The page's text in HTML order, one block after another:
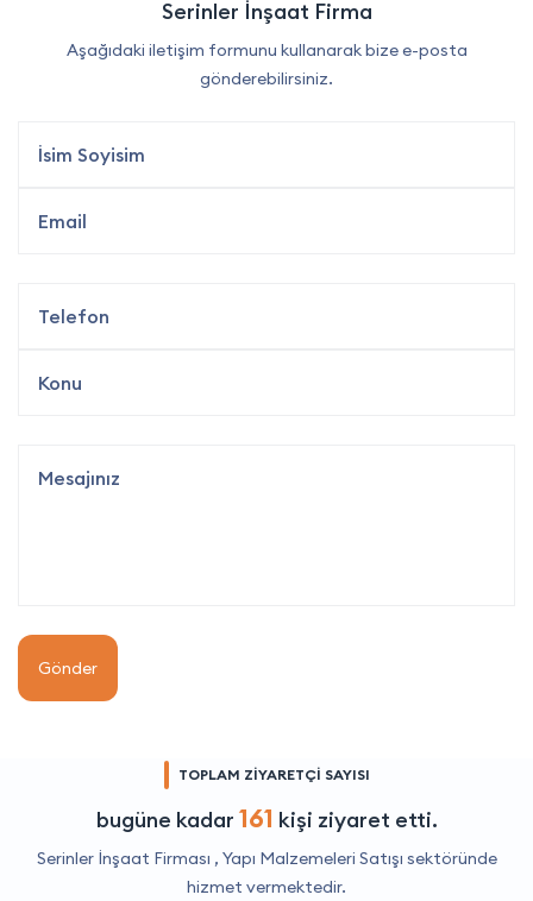
Serinler İnşaat Firma
Aşağıdaki iletişim formunu kullanarak bize e-posta
gönderebilirsiniz.
Gönder
TOPLAM ZİYARETÇİ SAYISI
bugüne kadar 161 kişi ziyaret etti.
Serinler İnşaat Firması , Yapı Malzemeleri Satışı sektöründe
hizmet vermektedir.